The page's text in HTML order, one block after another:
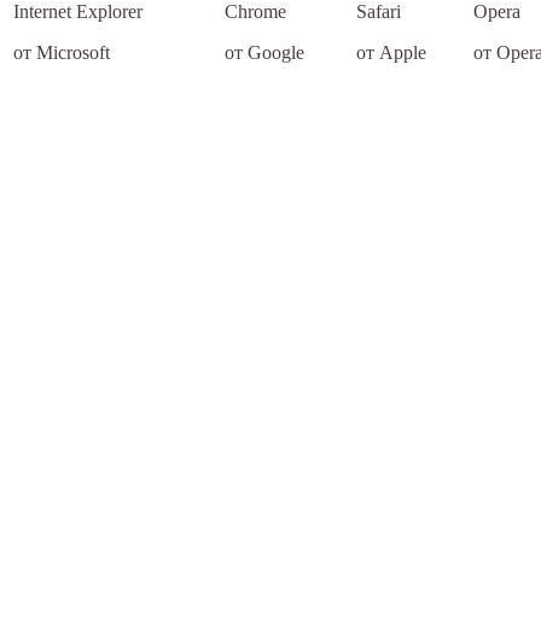
Internet Explorer
от Microsoft
Chrome
от Google
Safari
от Apple
Opera
от